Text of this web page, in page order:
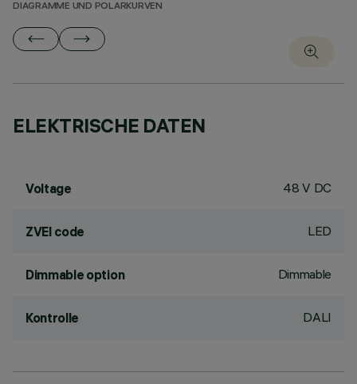
DIAGRAMME UND POLARKURVEN
ELEKTRISCHE DATEN
Voltage 48 V DC
ZVEI code LED
Dimmable option Dimmable
Kontrolle DALI